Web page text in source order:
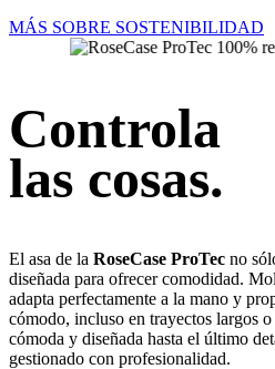
MÁS SOBRE SOSTENIBILIDAD
Controla
las cosas.
El asa de la RoseCase ProTec no
diseñada para ofrecer comodidad.
adapta perfectamente a la mano y
cómodo, incluso en trayectos largos
cómoda y diseñada hasta el último
gestionado con profesionalidad.